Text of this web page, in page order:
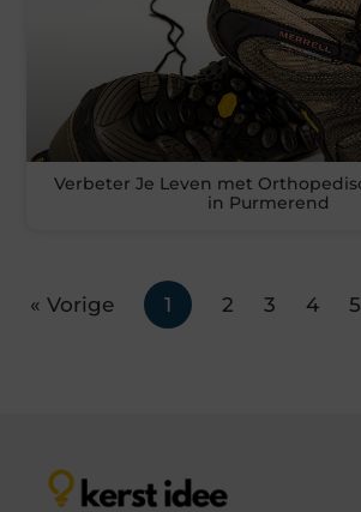
Verbeter Je Leven met
in Purmerend
« Vorige 1 2 3 4 5